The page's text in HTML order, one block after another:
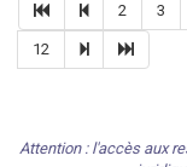
2 3
12
Attention : l'accès aux